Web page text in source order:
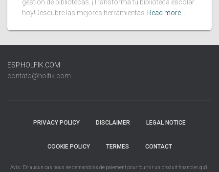
gestión de bibliotecas. ¡Transforma tu biblioteca escolar
hoy!Descubre las mejores herramientas Read more…
ESP.HOLFIK.COM
contato@holfik.com
PRIVACY POLICY DISCLAIMER LEGAL NOTICE
COOKIE POLICY TERMES CONTACT
Avis : En aucun cas nous ne demandons de paiement pour fournir un produit financier, qu'il